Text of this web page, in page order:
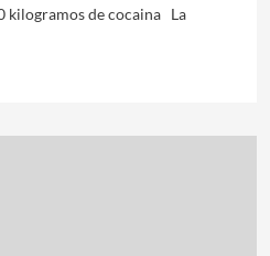
kilogramos de cocaina La